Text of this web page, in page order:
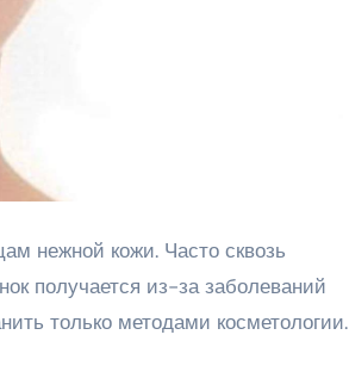
нежной кожи. Часто сквозь
получается из-за заболеваний
только методами косметологии.